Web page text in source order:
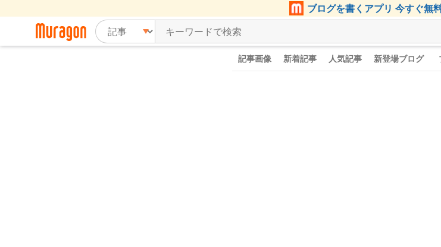
ブログを書くアプリ 今すぐ無
記事画像 新着記事 人気記事 新登場ブログ